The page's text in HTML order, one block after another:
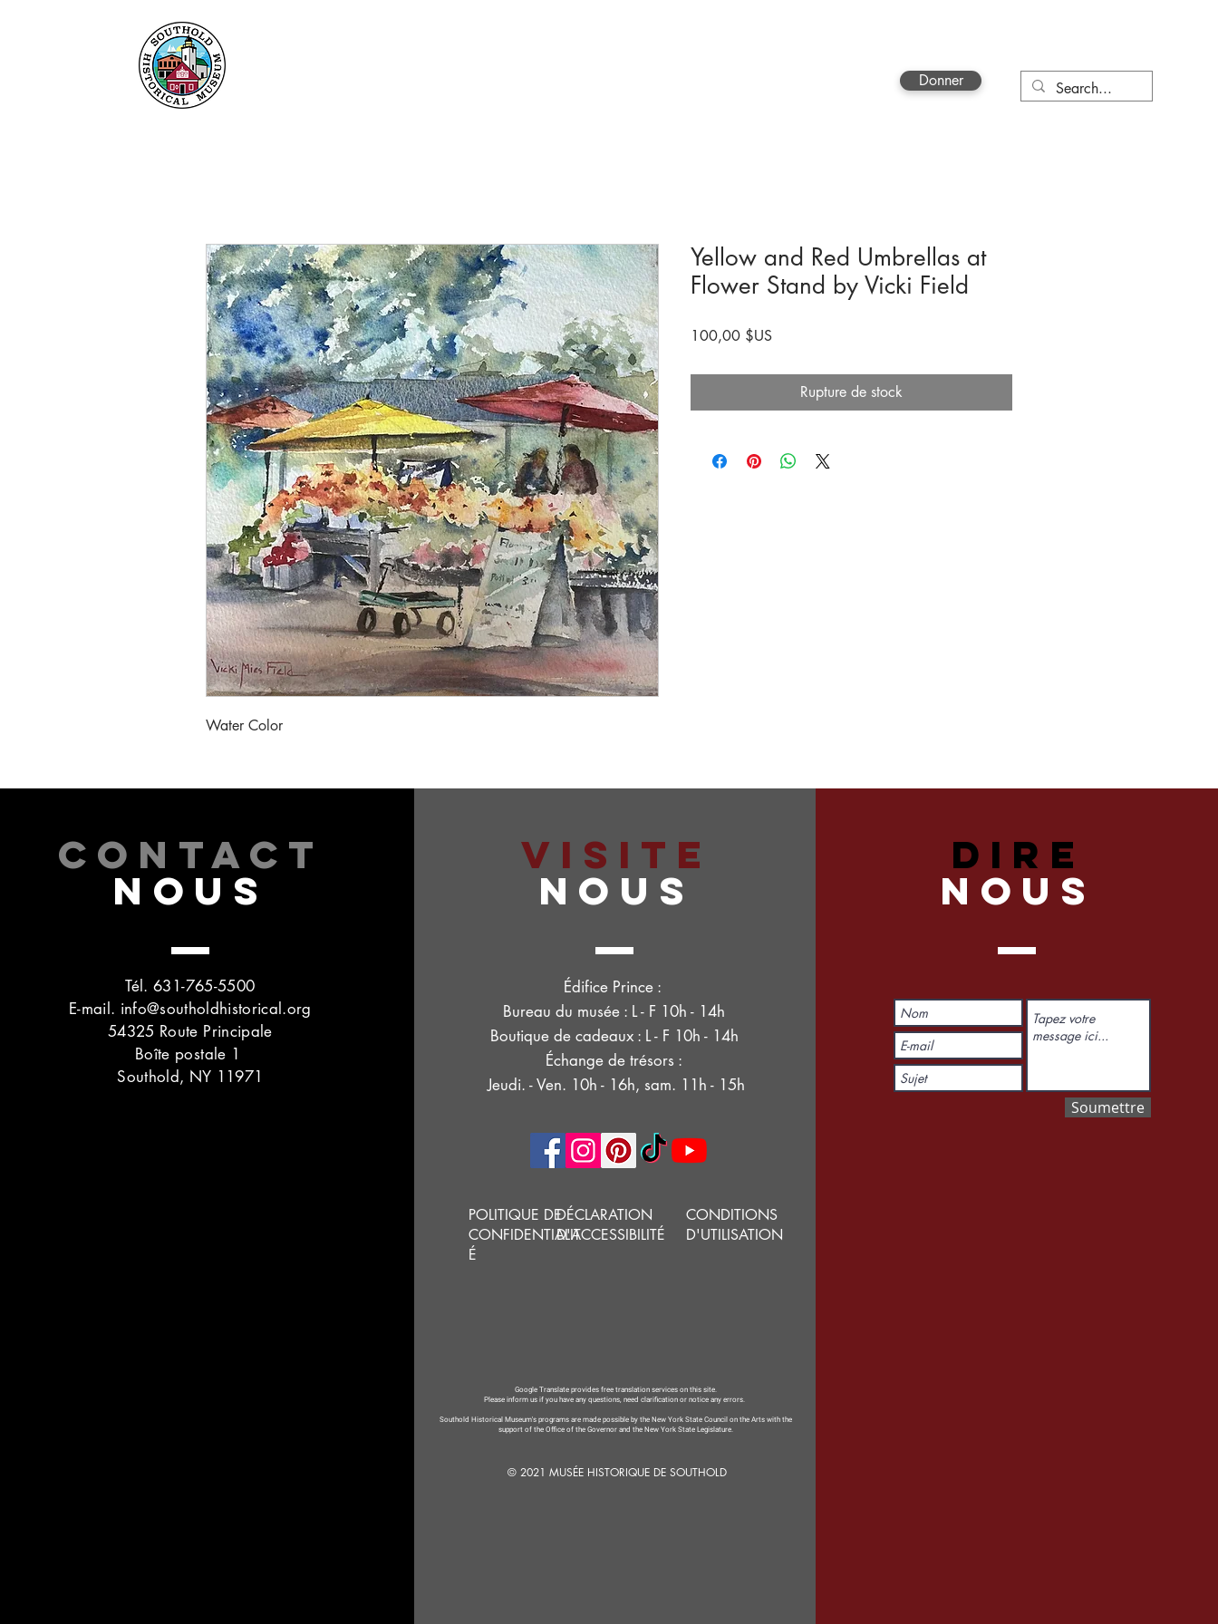
Donner
Water Color
Yellow and Red Umbrellas at
Flower Stand by Vicki Field
100,00 $USPrix
Rupture de stock
CONTACT
NOUS
Tél. 631-765-5500
E-mail. info@southoldhistorical.org
54325 Route Principale
Boîte postale 1
Southold, NY 11971
VISITE
NOUS
Édifice Prince :
Bureau du musée : L - F 10h - 14h
Boutique de cadeaux : L - F 10h - 14h
Échange de trésors :
Jeudi. - Ven. 10h - 16h, sam. 11h - 15h
POLITIQUE DE
CONFIDENTIALIT
É
DÉCLARATION
D'ACCESSIBILITÉ
CONDITIONS
D'UTILISATION
Google Translate provides free translation services on this site.
Please inform us if you have any questions, need clarification or notice any errors.
Southold Historical Museum's programs are made possible by the New York State Council on the Arts with the
support of the Office of the Governor and the New York State Legislature.
© 2021 MUSÉE HISTORIQUE DE SOUTHOLD
DIRE
NOUS
Soumettre